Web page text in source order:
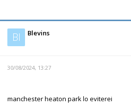
Bl Blevins
30/08/2024, 13:27
manchester heaton park lo eviterei